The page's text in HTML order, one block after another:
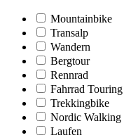
Mountainbike
Transalp
Wandern
Bergtour
Rennrad
Fahrrad Touring
Trekkingbike
Nordic Walking
Laufen